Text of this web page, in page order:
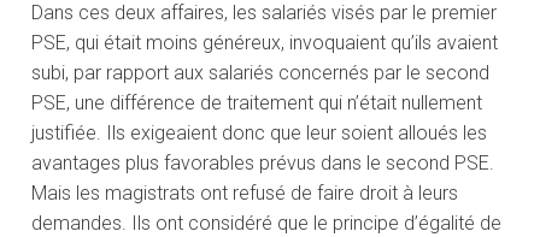
Dans ces deux affaires, les salariés visés par le premier
PSE, qui était moins généreux, invoquaient qu’ils avaient
subi, par rapport aux salariés concernés par le second
PSE, une différence de traitement qui n’était nullement
justifiée. Ils exigeaient donc que leur soient alloués les
avantages plus favorables prévus dans le second PSE.
Mais les magistrats ont refusé de faire droit à leurs
demandes. Ils ont considéré que le principe d’égalité de